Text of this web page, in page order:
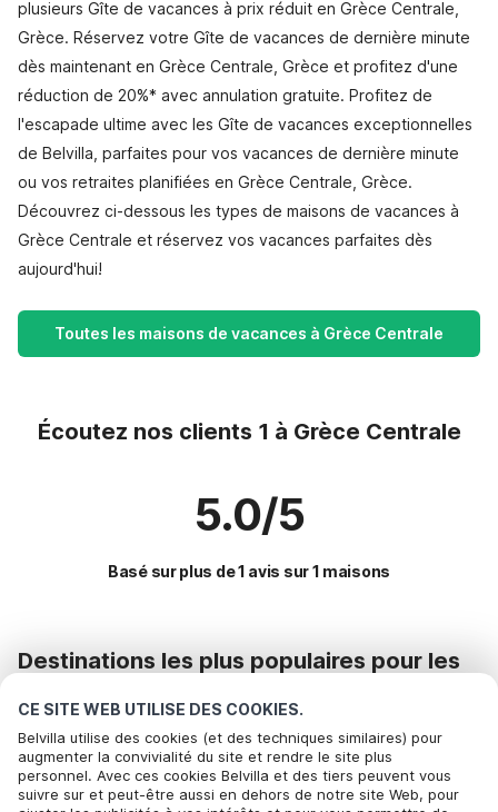
CE SITE WEB UTILISE DES COOKIES.
Belvilla utilise des cookies (et des techniques similaires) pour
augmenter la convivialité du site et rendre le site plus
personnel. Avec ces cookies Belvilla et des tiers peuvent vous
suivre sur et peut-être aussi en dehors de notre site Web, pour
plusieurs Gîte de vacances à prix réduit en Grèce Centrale,
Grèce. Réservez votre Gîte de vacances de dernière minute
dès maintenant en Grèce Centrale, Grèce et profitez d'une
réduction de 20%* avec annulation gratuite. Profitez de
l'escapade ultime avec les Gîte de vacances exceptionnelles
de Belvilla, parfaites pour vos vacances de dernière minute
ou vos retraites planifiées en Grèce Centrale, Grèce.
Découvrez ci-dessous les types de maisons de vacances à
Grèce Centrale et réservez vos vacances parfaites dès
aujourd'hui!
Toutes les maisons de vacances à Grèce Centrale
Écoutez nos clients 1 à Grèce Centrale
5.0/5
Basé sur plus de 1 avis sur 1 maisons
Destinations les plus populaires pour les
Commodités populaires pour les vacances en Grèce
centrale
Maison de vacances au bord de la mer
Régions offrant les meilleures commodités pour les